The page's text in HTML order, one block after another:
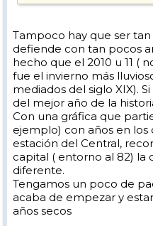
Tampoco hay que ser
defiende con tan pocos
hecho que el 2010 u 11 (
fue el invierno más
mediados del siglo XIX).
del mejor año de la
Con una gráfica que
ejemplo) con años en
estación del Central,
capital ( entorno al 82) la
diferente.
Tengamos un poco de
acaba de empezar y
años secos